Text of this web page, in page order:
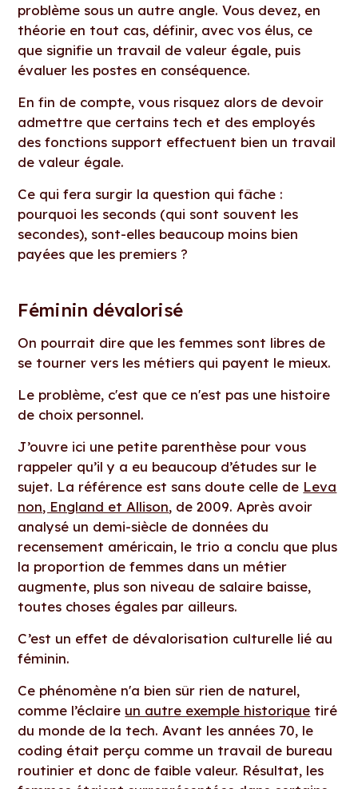
problème sous un autre angle. Vous devez, en
théorie en tout cas, définir, avec vos élus, ce
que signifie un travail de valeur égale, puis
évaluer les postes en conséquence.
En fin de compte, vous risquez alors de devoir
admettre que certains tech et des employés
des fonctions support effectuent bien un travail
de valeur égale.
Ce qui fera surgir la question qui fâche :
pourquoi les seconds (qui sont souvent les
secondes), sont-elles beaucoup moins bien
payées que les premiers ?
Féminin dévalorisé
On pourrait dire que les femmes sont libres de
se tourner vers les métiers qui payent le mieux.
Le problème, c'est que ce n'est pas une histoire
de choix personnel.
J’ouvre ici une petite parenthèse pour vous
rappeler qu’il y a eu beaucoup d’études sur le
sujet. La référence est sans doute celle de Leva
non, England et Allison, de 2009. Après avoir
analysé un demi-siècle de données du
recensement américain, le trio a conclu que plus
la proportion de femmes dans un métier
augmente, plus son niveau de salaire baisse,
toutes choses égales par ailleurs.
C’est un effet de dévalorisation culturelle lié au
féminin.
Ce phénomène n'a bien sûr rien de naturel,
comme l’éclaire un autre exemple historique tiré
du monde de la tech. Avant les années 70, le
coding était perçu comme un travail de bureau
routinier et donc de faible valeur. Résultat, les